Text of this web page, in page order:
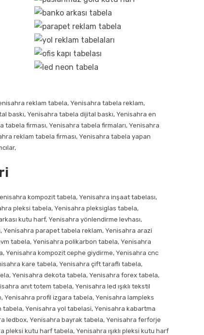
reklam tabela, Yenisahra tabela reklam,
baskı, Yenisahra tabela dijital baskı, Yenisahra en
tabela firması, Yenisahra tabela firmaları, Yenisahra
reklam tabela firması, Yenisahra tabela yapan
kompozit tabela, Yenisahra inşaat tabelası,
pleksi tabela, Yenisahra pleksiglas tabela,
kutu harf, Yenisahra yönlendirme levhası,
Yenisahra parapet tabela reklam, Yenisahra arazi
tabela, Yenisahra polikarbon tabela, Yenisahra
Yenisahra kompozit cephe giydirme, Yenisahra cnc
kare tabela, Yenisahra çift taraflı tabela,
Yenisahra dekota tabela, Yenisahra forex tabela,
anıt totem tabela, Yenisahra led ışıklı tekstil
Yenisahra profil izgara tabela, Yenisahra lampleks
tabela, Yenisahra yol tabelasi, Yenisahra kabartma
ledbox, Yenisahra bayrak tabela, Yenisahra ferforje
pleksi kutu harf tabela, Yenisahra ışıklı pleksi kutu harf